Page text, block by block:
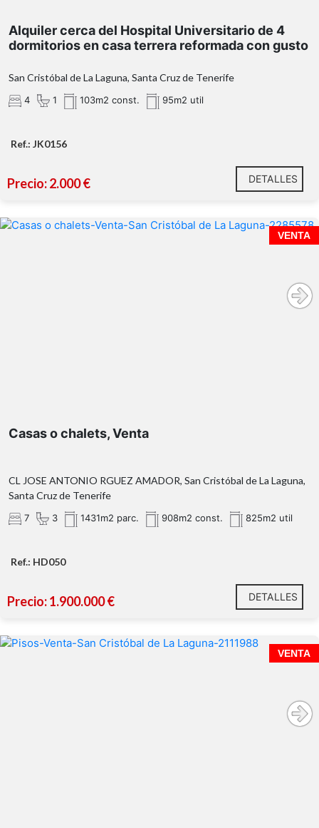
Alquiler cerca del Hospital Universitario de 4
dormitorios en casa terrera reformada con gusto
San Cristóbal de La Laguna, Santa Cruz de Tenerife
4 1 103m2 const. 95m2 util
Ref.: JK0156
Precio: 2.000 € DETALLES
VENTA
Casas o chalets, Venta
CL JOSE ANTONIO RGUEZ AMADOR, San Cristóbal de La Laguna,
Santa Cruz de Tenerife
7 3 1431m2 parc. 908m2 const. 825m2 util
Ref.: HD050
Precio: 1.900.000 € DETALLES
VENTA